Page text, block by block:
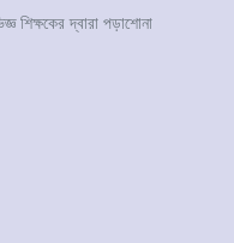
শিক্ষকের দ্বারা পড়াশোনা